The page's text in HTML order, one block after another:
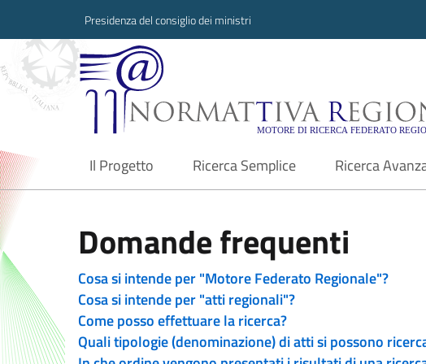
Presidenza del consiglio dei ministri
Normattiva Regioni
Il Progetto
current Ricerca Semplice Ricerca
Domande frequenti
Cosa si intende per "Motore Federato Regionale"?
Cosa si intende per "atti regionali"?
Come posso effettuare la ricerca?
Quali tipologie (denominazione) di atti si possono